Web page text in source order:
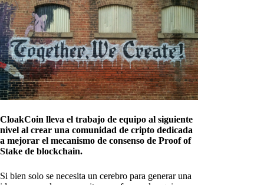
CloakCoin lleva el trabajo de equipo al siguiente
nivel al crear una comunidad de cripto dedicada
a mejorar el mecanismo de consenso de Proof of
Stake de blockchain.
Si bien solo se necesita un cerebro para generar una